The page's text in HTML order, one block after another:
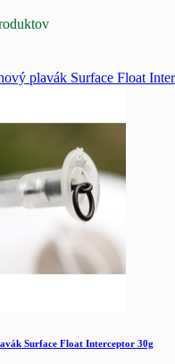
Surface Float Interceptor 30g